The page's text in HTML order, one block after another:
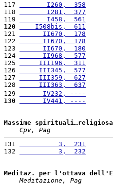
117
       I260,  358
118
       I281,  377
119
       I458,  561
120
    I508bis,  611
121
      II670,  178
122
      II670,  178
123
      II670,  180
124
      II968,  577
125
     III196,  311
126
     III345,  577
127
     III359,  627
128
     III363,  637
129
      IV232, ----
130
      IV441, ----
Massime spirituali…religiosa
Cpv, Pag
131
          3,  231
132
          3,  232
Meditaz. per l'ottava
Meditazione, Pag